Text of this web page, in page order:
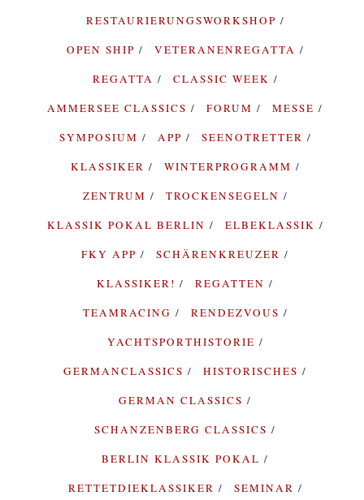
RESTAURIERUNGSWORKSHOP
OPEN SHIP
VETERANENREGATTA
REGATTA
CLASSIC WEEK
AMMERSEE CLASSICS
FORUM
MESSE
SYMPOSIUM
APP
SEENOTRETTER
KLASSIKER
WINTERPROGRAMM
ZENTRUM
TROCKENSEGELN
KLASSIK POKAL BERLIN
ELBEKLASSIK
FKY APP
SCHÄRENKREUZER
KLASSIKER!
REGATTEN
TEAMRACING
RENDEZVOUS
YACHTSPORTHISTORIE
GERMANCLASSICS
HISTORISCHES
GERMAN CLASSICS
SCHANZENBERG CLASSICS
BERLIN KLASSIK POKAL
RETTETDIEKLASSIKER
SEMINAR